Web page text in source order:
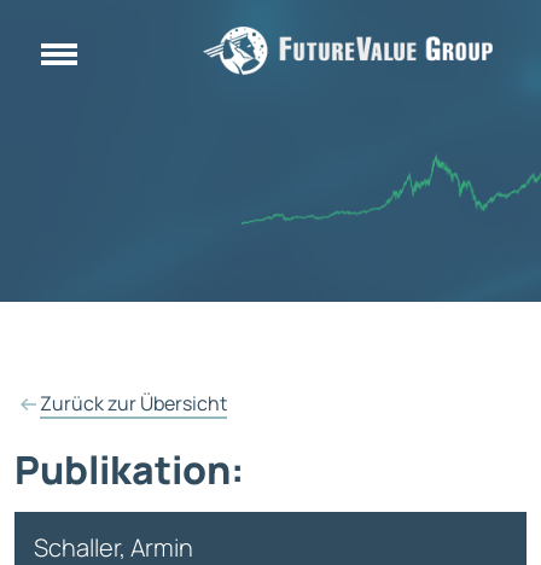
Zurück zur Übersicht
Publikation:
Schaller, Armin